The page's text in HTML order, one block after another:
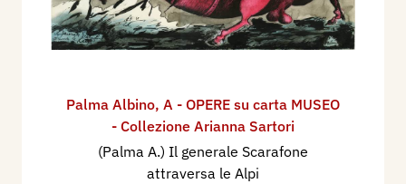
Palma Albino, A - OPERE su carta MUSEO
- Collezione Arianna Sartori
(Palma A.) Il generale Scarafone
attraversa le Alpi